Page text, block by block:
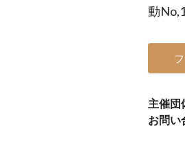
動
主催団
お問い